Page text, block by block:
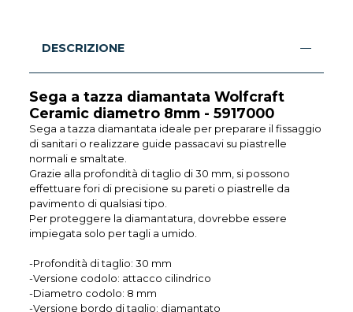
DESCRIZIONE
Sega a tazza diamantata Wolfcraft
Ceramic diametro 8mm - 5917000
Sega a tazza diamantata ideale per preparare il fissaggio
di sanitari o realizzare guide passacavi su piastrelle
normali e smaltate.
Grazie alla profondità di taglio di 30 mm, si possono
effettuare fori di precisione su pareti o piastrelle da
pavimento di qualsiasi tipo.
Per proteggere la diamantatura, dovrebbe essere
impiegata solo per tagli a umido.
-Profondità di taglio: 30 mm
-Versione codolo: attacco cilindrico
-Diametro codolo: 8 mm
-Versione bordo di taglio: diamantato